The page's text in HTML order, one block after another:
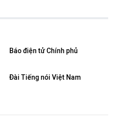
Báo điện tử Chính phủ
Đài Tiếng nói Việt Nam